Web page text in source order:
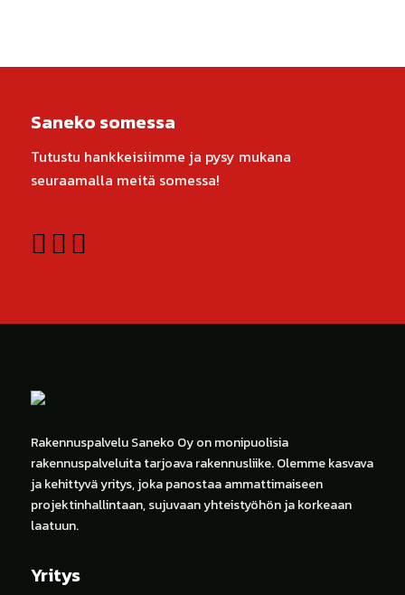
Saneko somessa
Tutustu hankkeisiimme ja pysy mukana
seuraamalla meitä somessa!
Rakennuspalvelu Saneko Oy on monipuolisia
rakennuspalveluita tarjoava rakennusliike. Olemme kasvava
ja kehittyvä yritys, joka panostaa ammattimaiseen
projektinhallintaan, sujuvaan yhteistyöhön ja korkeaan
laatuun.
Yritys